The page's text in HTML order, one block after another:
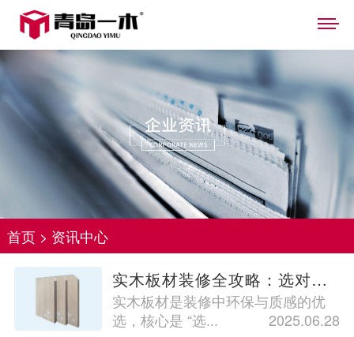
首页> 资讯中心
实木板材装修全攻略：选对木种 + 避坑技巧，环保又耐用
实木板材是装修中环保与质感的优
选，核心是 “选...
2025.06.28